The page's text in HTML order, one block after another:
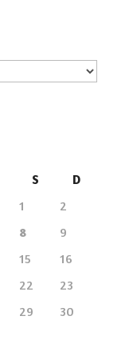
S
D
1
2
8
9
15
16
22
23
29
30